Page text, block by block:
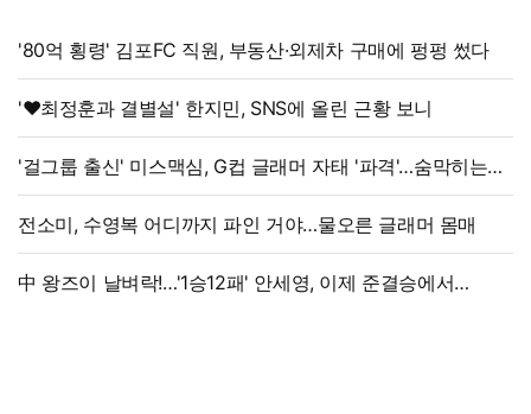
'80억 횡령' 김포FC 직원, 부동산·외제차 구매에 펑펑 썼다
'♥최정훈과 결별설' 한지민, SNS에 올린 근황 보니
'걸그룹 출신' 미스맥심, G컵 글래머 자태 '파격'…숨막히는
라인
전소미, 수영복 어디까지 파인 거야…물오른 글래머 몸매
中 왕즈이 날벼락!…'1승12패' 안세영, 이제 준결승에서